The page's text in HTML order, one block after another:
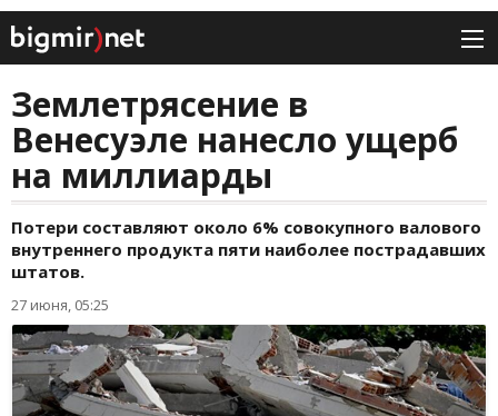
Землетрясение в
Венесуэле нанесло ущерб
на миллиарды
Потери составляют около 6% совокупного валового
внутреннего продукта пяти наиболее пострадавших
штатов.
27 июня, 05:25